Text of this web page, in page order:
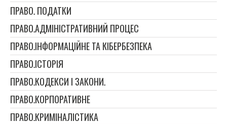
ПРАВО. ПОДАТКИ
ПРАВО.АДМІНІСТРАТИВНИЙ ПРОЦЕС
ПРАВО.ІНФОРМАЦІЙНЕ ТА КІБЕРБЕЗПЕКА
ПРАВО.ІСТОРІЯ
ПРАВО.КОДЕКСИ І ЗАКОНИ.
ПРАВО.КОРПОРАТИВНЕ
ПРАВО.КРИМІНАЛІСТИКА